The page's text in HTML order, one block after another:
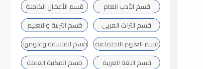
قسم الأدب العام
قسم الأعمال الكاملة
قسم التراث العربى
قسم التربية والتعليم
قسم العلوم الاجتماعية
قسم الفلسفة وعلومها
قسم اللغة العربية
قسم المكتبة العامة